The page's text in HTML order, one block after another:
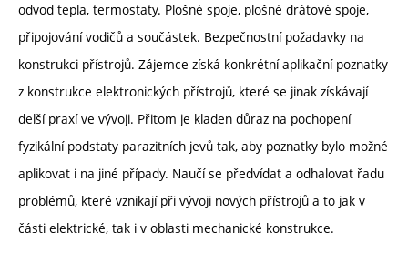
odvod tepla, termostaty. Plošné spoje, plošné drátové spoje,
připojování vodičů a součástek. Bezpečnostní požadavky na
konstrukci přístrojů. Zájemce získá konkrétní aplikační poznatky
z konstrukce elektronických přístrojů, které se jinak získávají
delší praxí ve vývoji. Přitom je kladen důraz na pochopení
fyzikální podstaty parazitních jevů tak, aby poznatky bylo možné
aplikovat i na jiné případy. Naučí se předvídat a odhalovat řadu
problémů, které vznikají při vývoji nových přístrojů a to jak v
části elektrické, tak i v oblasti mechanické konstrukce.